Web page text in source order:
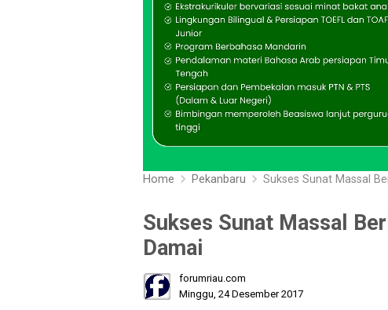
Home Pekanbaru Sukses Sunat Massal
Sukses Sunat Massal
Damai
forumriau.com
Minggu, 24 Desember 2017